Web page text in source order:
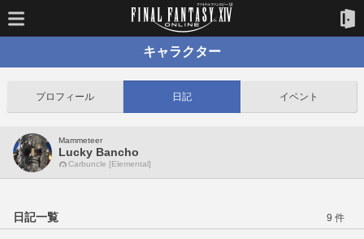
キャラクター
プロフィール 日記 イベント
Mammeteer
Lucky Bancho
Carbuncle [Elemental]
日記一覧 9 件